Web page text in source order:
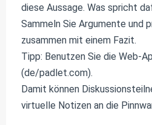
diese Aussage. Was spricht
Sammeln Sie Argumente und
zusammen mit einem Fazit.
Tipp: Benutzen Sie die Web-
(de/padlet.com).
Damit können
virtuelle Notizen an die